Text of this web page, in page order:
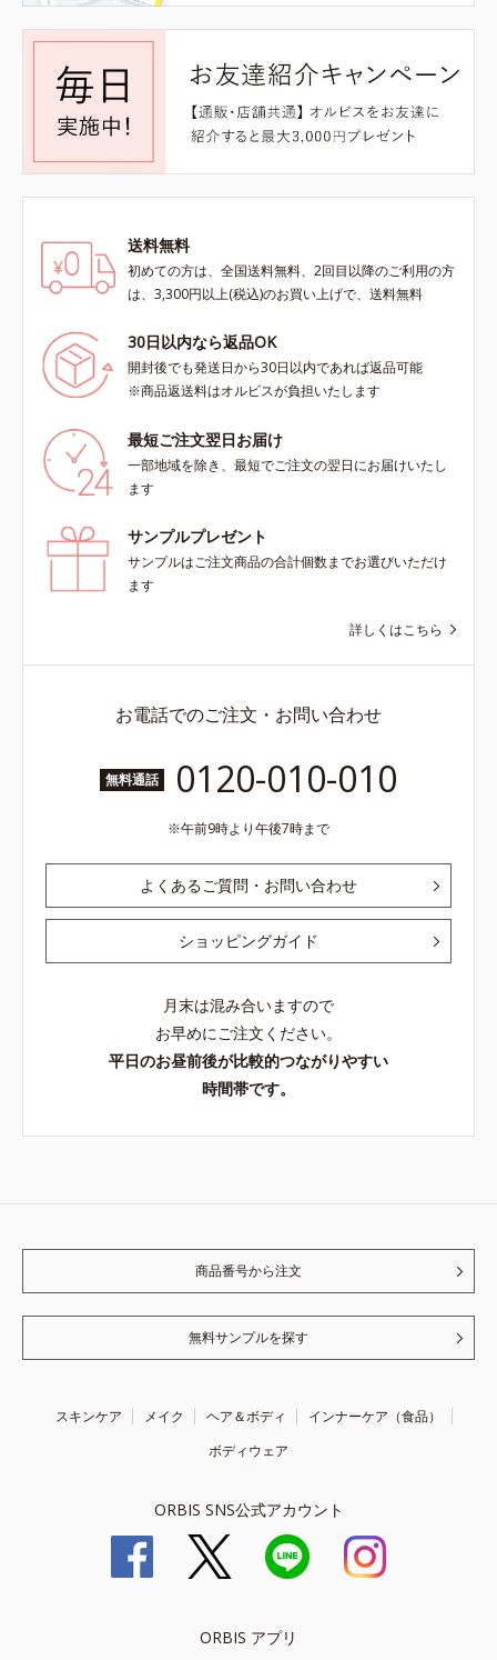
送料無料
初めての方は、全国送料無料、2回目以降のご利用の方
は、3,300円以上(税込)のお買い上げで、送料無料
30日以内なら返品OK
開封後でも発送日から30日以内であれば返品可能
※商品返送料はオルビスが負担いたします
最短ご注文翌日お届け
一部地域を除き、最短でご注文の翌日にお届けいたし
ます
サンプルプレゼント
サンプルはご注文商品の合計個数までお選びいただけ
ます
詳しくはこちら
お電話でのご注文・お問い合わせ
無料通話 0120-010-010
午前9時より午後7時まで
よくあるご質問・お問い合わせ
ショッピングガイド
月末は混み合いますので
お早めにご注文ください。
平日のお昼前後が比較的つながりやすい
時間帯です。
商品番号から注文
無料サンプルを探す
スキンケア メイク ヘア＆ボディ
インナーケア（食品）
ボディウェア
ORBIS SNS公式アカウント
ORBIS アプリ